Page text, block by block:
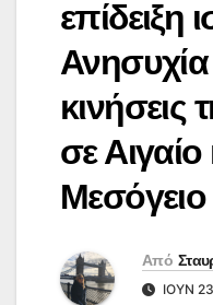
επίδειξη
Ανησυχία
κινήσεις
σε Αιγαίο
Μεσόγειο
Από
ΙΟΎΝ